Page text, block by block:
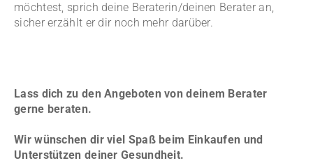
möchtest, sprich deine Beraterin/deinen Berater an,
sicher erzählt er dir noch mehr darüber.
Lass dich zu den Angeboten von deinem Berater
gerne beraten.
Wir wünschen dir viel Spaß beim Einkaufen und
Unterstützen deiner Gesundheit.